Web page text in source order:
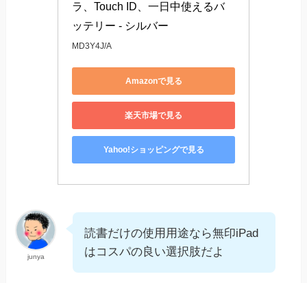
ラ、Touch ID、一日中使えるバ
ッテリー - シルバー
MD3Y4J/A
Amazonで見る
楽天市場で見る
Yahoo!ショッピングで見る
junya
読書だけの使用用途なら無印iPad
はコスパの良い選択肢だよ